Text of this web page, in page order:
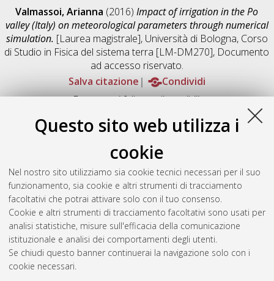
Questo sito web utilizza i
cookie
Nel nostro sito utilizziamo sia cookie tecnici necessari per il suo
funzionamento, sia cookie e altri strumenti di tracciamento
facoltativi che potrai attivare solo con il tuo consenso.
Cookie e altri strumenti di tracciamento facoltativi sono usati per
analisi statistiche, misure sull'efficacia della comunicazione
istituzionale e analisi dei comportamenti degli utenti.
Se chiudi questo banner continuerai la navigazione solo con i
cookie necessari.
Valmassoi, Arianna (2016)Impact of irrigation in the Po
valley (Italy) on meteorological parameters through numerical
simulation. [Laurea magistrale], Università di Bologna, Corso
di Studio in Fisica del sistema terra [LM-DM270], Documento
ad accesso riservato.
Salva citazione
Condividi
Documenti full-text disponibili:
Documento PDF
Full-text non accessibile
Download (12MB) |
Abstract
Altri metadati
Gestione del documento: